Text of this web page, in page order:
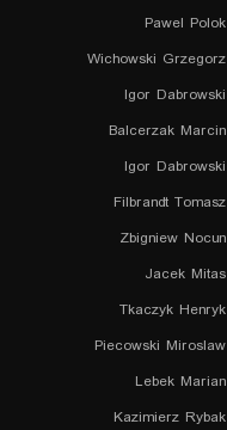
Pawel Polok
Wichowski Grzegorz
Igor Dabrowski
Balcerzak Marcin
Igor Dabrowski
Filbrandt Tomasz
Zbigniew Nocun
Jacek Mitas
Tkaczyk Henryk
Piecowski Miroslaw
Lebek Marian
Kazimierz Rybak